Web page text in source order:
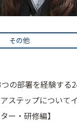
その他
の部署を経験する
ステップについて
ー・研修編】